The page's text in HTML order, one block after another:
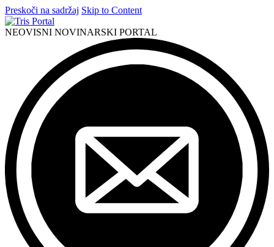
Preskoči na sadržaj Skip to Content
NEOVISNI NOVINARSKI PORTAL